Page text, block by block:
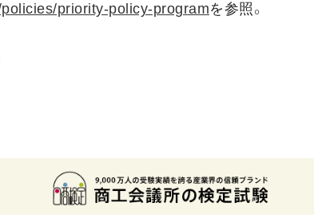
priority-policy-programを参照。